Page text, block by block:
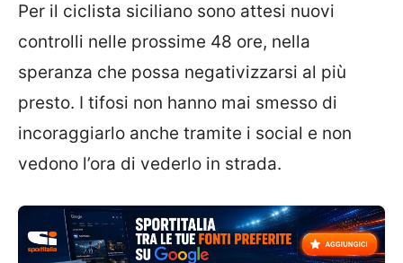
Per il ciclista siciliano sono attesi nuovi
controlli nelle prossime 48 ore, nella
speranza che possa negativizzarsi al più
presto. I tifosi non hanno mai smesso di
incoraggiarlo anche tramite i social e non
vedono l’ora di vederlo in strada.